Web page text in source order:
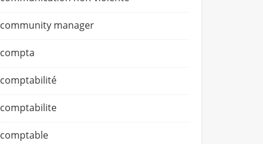
community manager
compta
comptabilité
comptabilite
comptable